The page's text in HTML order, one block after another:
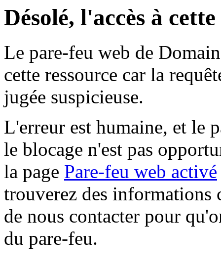
Désolé, l'accès à
Le pare-feu web de
cette ressource car la
jugée suspicieuse.
L'erreur est humaine, et le
le blocage n'est pas
la page Pare-feu web activé
trouverez des informations
de nous contacter pour
du pare-feu.